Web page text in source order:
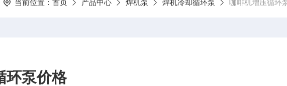
当前位置： 首页 产品中心 焊机泵 焊机冷却循环泵 咖啡机增压循环
环泵价格